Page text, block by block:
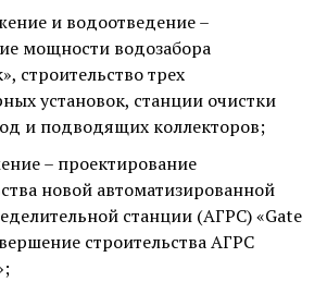
и водоотведение –
мощности водозабора
строительство трех
установок, станции очистки
и подводящих коллекторов;
– проектирование
новой автоматизированной
станции (АГРС) «Gate
строительства АГРС